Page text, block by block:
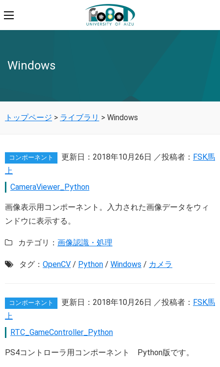
Windows
トップページ > ライブラリ > Windows
コンポーネント 更新日： 2018年10月26日 ／投稿者： FSK馬
上
CameraViewer_Python
画像表示用コンポーネント。入力された画像データをウィ
ンドウに表示する。
カテゴリ： 画像認識・処理
タグ： OpenCV / Python / Windows / カメラ
コンポーネント 更新日： 2018年10月26日 ／投稿者： FSK馬
上
RTC_GameController_Python
PS4コントローラ用コンポーネント Python版です。